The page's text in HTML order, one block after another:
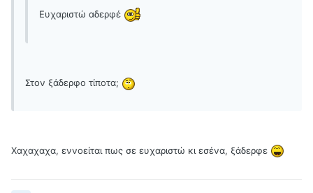
Ευχαριστώ αδερφέ
Στον ξάδερφο τίποτα;
Χαχαχαχα, εννοείται πως σε ευχαριστώ κι εσένα, ξάδερφε